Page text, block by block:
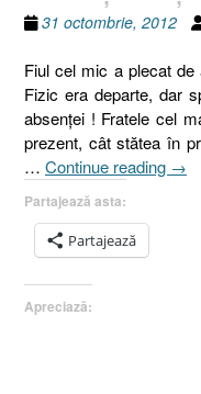
31 octombrie, 2012
Fiul cel mic a plecat de
Fizic era departe, dar
absenţei ! Fratele cel
prezent, cât stătea în
… Continue reading „Pilda
→
Partajează asta:
Partajează
Apreciază: